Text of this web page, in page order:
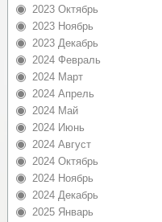
2023 Октябрь
2023 Ноябрь
2023 Декабрь
2024 Февраль
2024 Март
2024 Апрель
2024 Май
2024 Июнь
2024 Август
2024 Октябрь
2024 Ноябрь
2024 Декабрь
2025 Январь